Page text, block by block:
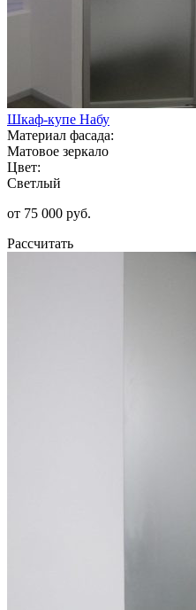
Шкаф-купе Набу
Материал фасада:
Матовое зеркало
Цвет:
Светлый
от 75 000 руб.
Рассчитать